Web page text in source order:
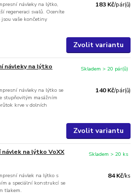
návleky na lýtko,
regeneraci svalů. Oceníte
vaše končetiny
183 Kč/pár(ů)
Zvolit variantu
návleky na lýtko
návleky na lýtko se
stupňovitým masážním
krve v dolních
140 Kč/pár(ů)
Skladem > 20 pár(ů)
Zvolit variantu
na lýtko VoXX
návlek na lýtko s
a speciální konstrukcí se
tlakem.
84 Kč/ks
Skladem > 20 ks